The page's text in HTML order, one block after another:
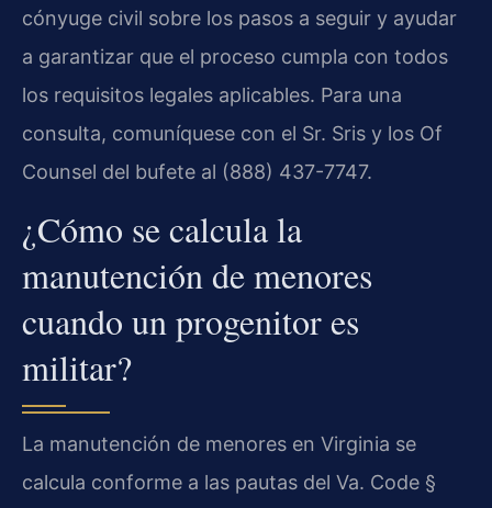
cónyuge civil sobre los pasos a seguir y ayudar
a garantizar que el proceso cumpla con todos
los requisitos legales aplicables. Para una
consulta, comuníquese con el Sr. Sris y los Of
Counsel del bufete al (888) 437-7747.
¿Cómo se calcula la
manutención de menores
cuando un progenitor es
militar?
La manutención de menores en Virginia se
calcula conforme a las pautas del Va. Code §